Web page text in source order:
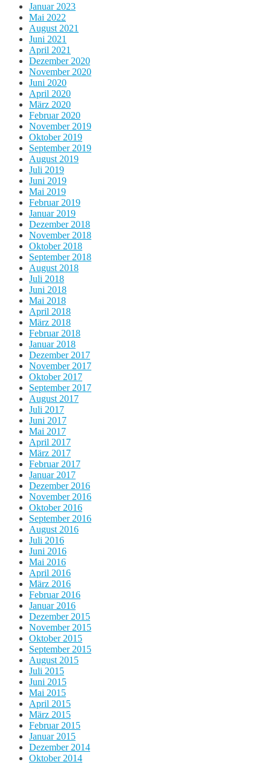
Januar 2023
Mai 2022
August 2021
Juni 2021
April 2021
Dezember 2020
November 2020
Juni 2020
April 2020
März 2020
Februar 2020
November 2019
Oktober 2019
September 2019
August 2019
Juli 2019
Juni 2019
Mai 2019
Februar 2019
Januar 2019
Dezember 2018
November 2018
Oktober 2018
September 2018
August 2018
Juli 2018
Juni 2018
Mai 2018
April 2018
März 2018
Februar 2018
Januar 2018
Dezember 2017
November 2017
Oktober 2017
September 2017
August 2017
Juli 2017
Juni 2017
Mai 2017
April 2017
März 2017
Februar 2017
Januar 2017
Dezember 2016
November 2016
Oktober 2016
September 2016
August 2016
Juli 2016
Juni 2016
Mai 2016
April 2016
März 2016
Februar 2016
Januar 2016
Dezember 2015
November 2015
Oktober 2015
September 2015
August 2015
Juli 2015
Juni 2015
Mai 2015
April 2015
März 2015
Februar 2015
Januar 2015
Dezember 2014
Oktober 2014